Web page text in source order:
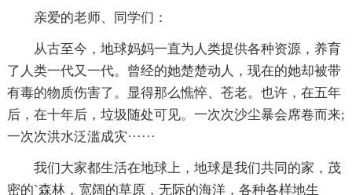
亲爱的老师、同学们：
从古至今，地球妈妈一直为人类提供各种资源，养育
了人类一代又一代。曾经的她楚楚动人，现在的她却被带
有毒的物质伤害了。显得那么憔悴、苍老。也许，在五年
后，在十年后，垃圾随处可见。一次次沙尘暴会席卷而来;
一次次洪水泛滥成灾······
我们大家都生活在地球上，地球是我们共同的家，茂
密的`森林，宽阔的草原，无际的海洋，各种各样地生